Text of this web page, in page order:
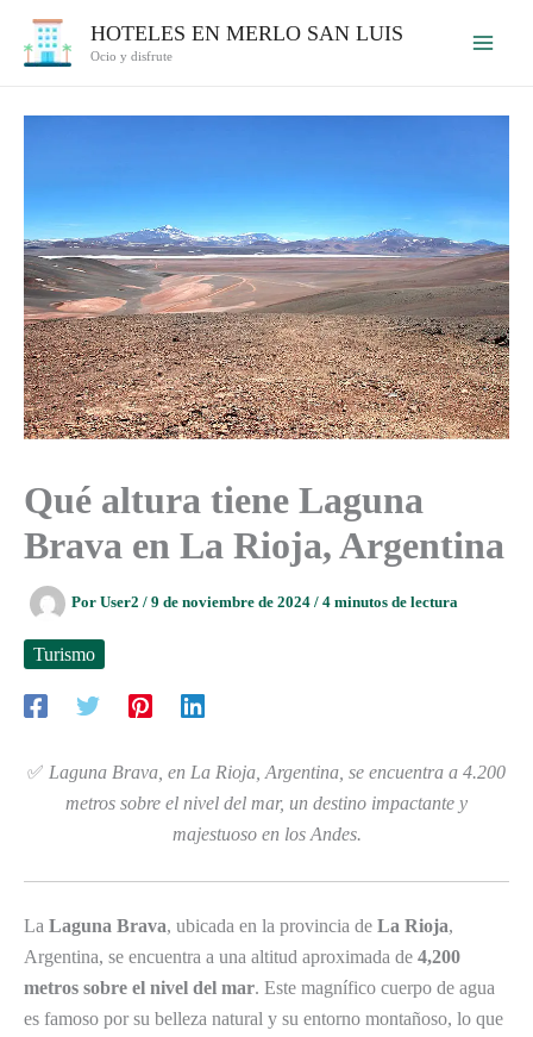
HOTELES EN MERLO SAN LUIS
Ocio y disfrute
Qué altura tiene Laguna
Brava en La Rioja, Argentina
Por User2 / 9 de noviembre de 2024 / 4 minutos de lectura
Turismo
✅ Laguna Brava, en La Rioja, Argentina, se encuentra a 4.200
metros sobre el nivel del mar, un destino impactante y
majestuoso en los Andes.
La Laguna Brava, ubicada en la provincia de La Rioja,
Argentina, se encuentra a una altitud aproximada de 4,200
metros sobre el nivel del mar. Este magnífico cuerpo de agua
es famoso por su belleza natural y su entorno montañoso, lo que